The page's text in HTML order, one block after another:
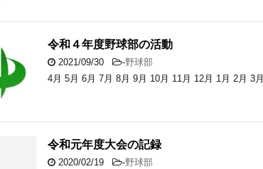
令和４年度野球部の活動
2021/09/30 -野球部
4月 5月 6月 7月 8月 9月 10月 11月 12月 1月 2月 3月
令和元年度大会の記録
2020/02/19 -野球部